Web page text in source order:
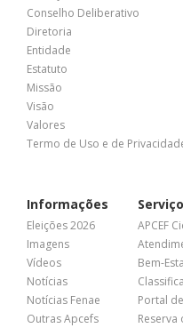
Conselho Deliberativo
Diretoria
Entidade
Estatuto
Missão
Visão
Valores
Termo de Uso e de
Informações
Eleições 2026
Imagens
Vídeos
Notícias
Notícias Fenae
Outras Apcefs
APCEF
Bem-
Portal
Reserva